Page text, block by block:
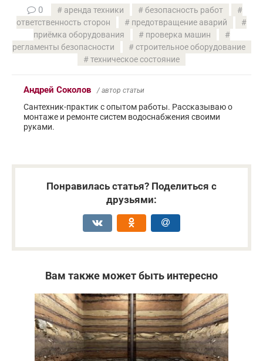
0 аренда техники
безопасность работ
ответственность сторон
предотвращение аварий
приёмка оборудования
проверка машин
регламенты безопасности
строительное оборудование
техническое состояние
Андрей Соколов / автор статьи
Сантехник-практик с опытом работы. Рассказываю о
монтаже и ремонте систем водоснабжения своими
руками.
Понравилась статья? Поделиться с
друзьями:
Вам также может быть интересно